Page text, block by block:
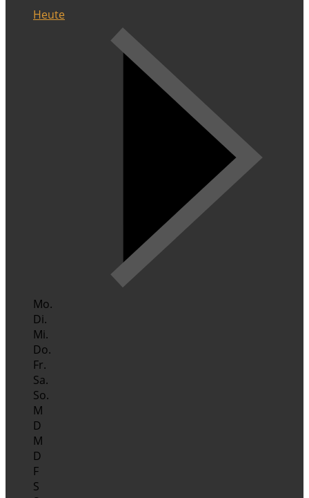
Heute
Mo.
Di.
Mi.
Do.
Fr.
Sa.
So.
M
D
M
D
F
S